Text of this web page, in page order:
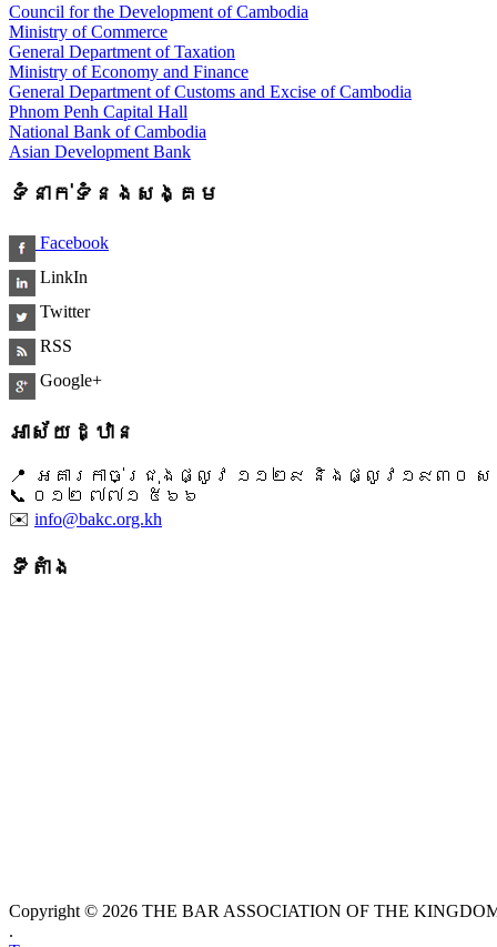
Council for the Development of Cambodia
Ministry of Commerce
General Department of Taxation
Ministry of Economy and Finance
General Department of Customs and Excise of Cambodia
Phnom Penh Capital Hall
National Bank of Cambodia
Asian Development Bank
ទំនាក់ទំនងសង្គម
Facebook
LinkIn
Twitter
RSS
Google+
អាស័យដ្ឋាន
📍 អគារកាច់ជ្រុងផ្លូវ ១១២៩ និងផ្លូវ១៩៣០ ស
📞 ​០១២ ៧៧១ ៥៦៦
✉️ info@bakc.org.kh
ទីតាំង
Copyright © 2026 THE BAR ASSOCIATION OF THE
.